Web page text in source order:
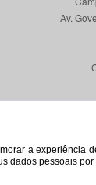
a experiência
dados pessoais
Av.
Todos os